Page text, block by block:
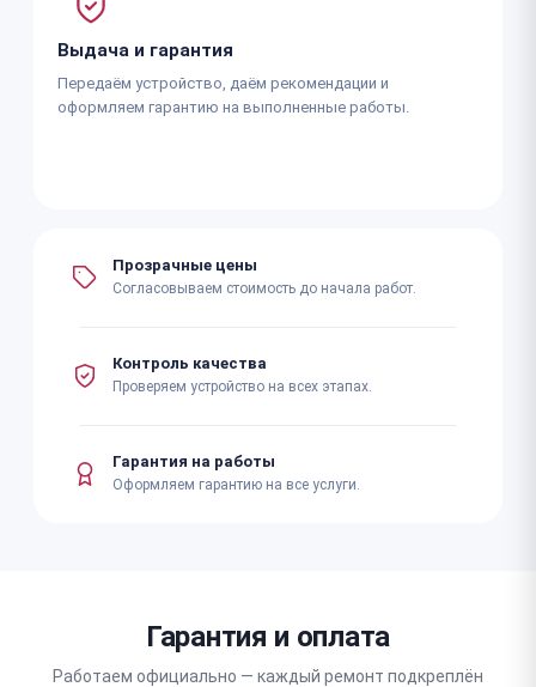
Выдача и гарантия
Передаём устройство, даём рекомендации и
оформляем гарантию на выполненные работы.
Прозрачные цены
Согласовываем стоимость до начала работ.
Контроль качества
Проверяем устройство на всех этапах.
Гарантия на работы
Оформляем гарантию на все услуги.
Гарантия и оплата
Работаем официально — каждый ремонт подкреплён